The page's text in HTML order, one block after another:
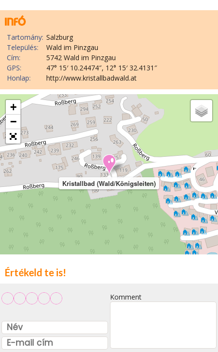
Tartomány: Salzburg
Település:
Wald im Pinzgau
Cím:
5742 Wald im Pinzgau
GPS:
47° 15′ 10.24474″, 12° 15′ 32.4131″
Honlap:
http://www.kristallbadwald.at
Kristallbad (Wald/Königsleiten)
+
−
Értékeld te is!
Komment